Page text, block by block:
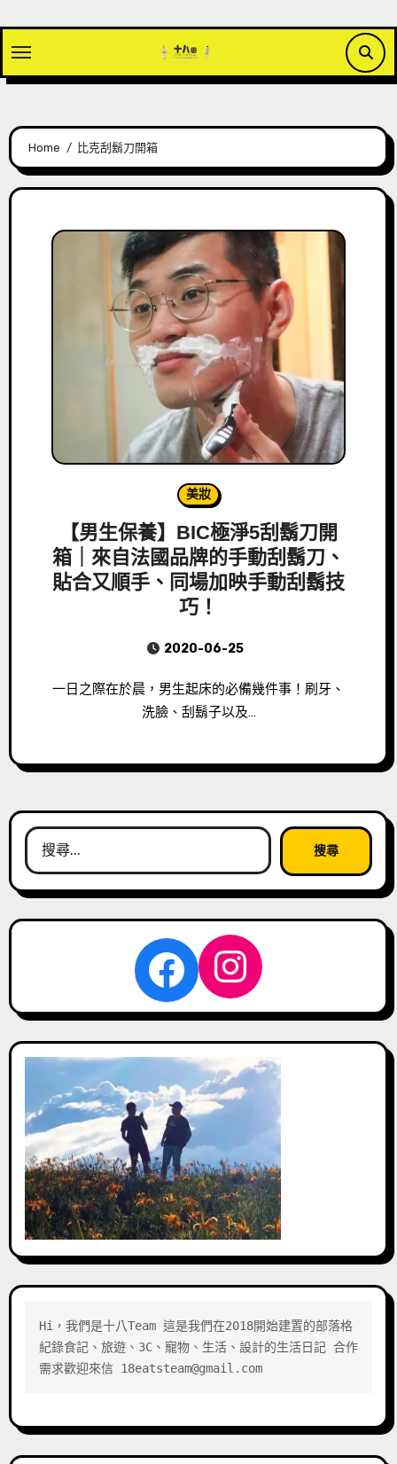
content
Home 比克刮鬍刀開箱
美妝
【男生保養】BIC極淨5刮鬍刀開
箱｜來自法國品牌的手動刮鬍刀、
貼合又順手、同場加映手動刮鬍技
巧！
2020-06-25
一日之際在於晨，男生起床的必備幾件事！刷牙、
洗臉、刮鬍子以及…
搜
尋
關
Facebook
Hi，我們是十八Team 這是我們在2018開始建置的部落格
紀錄食記、旅遊、3C、寵物、生活、設計的生活日記 合作
需求歡迎來信 18eatsteam@gmail.com